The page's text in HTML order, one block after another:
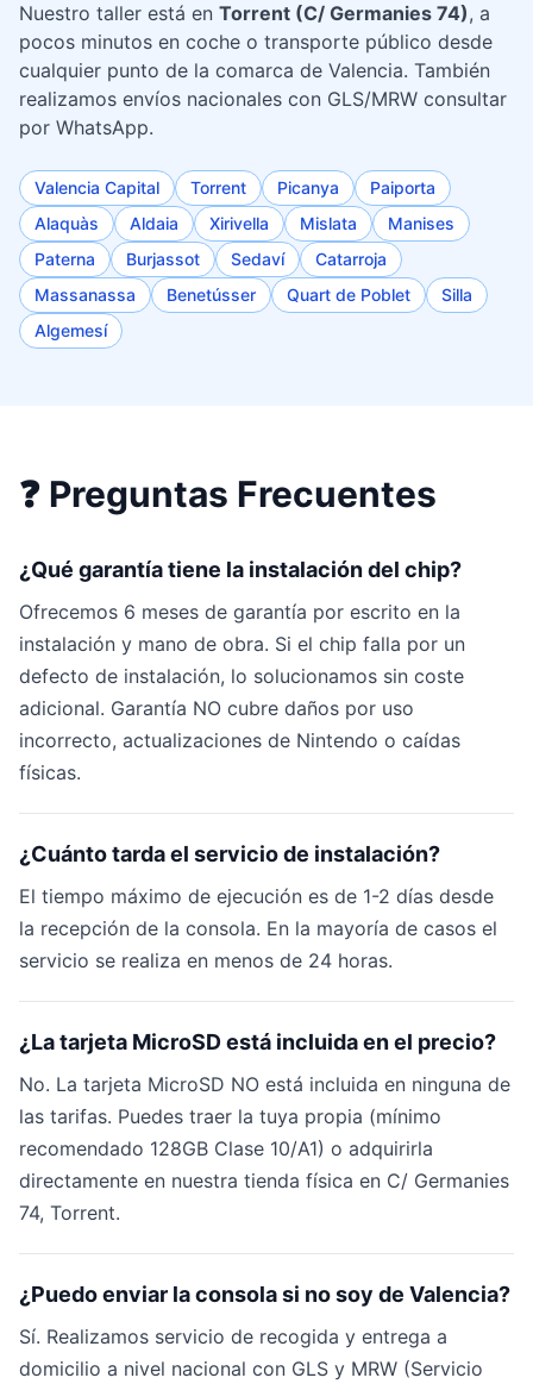
Nuestro taller está en Torrent (C/ Germanies 74), a
pocos minutos en coche o transporte público desde
cualquier punto de la comarca de Valencia. También
realizamos envíos nacionales con GLS/MRW consultar
por WhatsApp.
Valencia Capital Torrent Picanya
Paiporta
Alaquàs
Aldaia Xirivella Mislata
Manises
Paterna
Burjassot Sedaví
Catarroja
Massanassa
Benetússer Quart de Poblet
Silla
Algemesí
❓ Preguntas Frecuentes
¿Qué garantía tiene la instalación del chip?
Ofrecemos 6 meses de garantía por escrito en la
instalación y mano de obra. Si el chip falla por un
defecto de instalación, lo solucionamos sin coste
adicional. Garantía NO cubre daños por uso
incorrecto, actualizaciones de Nintendo o caídas
físicas.
¿Cuánto tarda el servicio de instalación?
El tiempo máximo de ejecución es de 1-2 días desde
la recepción de la consola. En la mayoría de casos el
servicio se realiza en menos de 24 horas.
¿La tarjeta MicroSD está incluida en el precio?
No. La tarjeta MicroSD NO está incluida en ninguna de
las tarifas. Puedes traer la tuya propia (mínimo
recomendado 128GB Clase 10/A1) o adquirirla
directamente en nuestra tienda física en C/ Germanies
74, Torrent.
¿Puedo enviar la consola si no soy de Valencia?
Sí. Realizamos servicio de recogida y entrega a
domicilio a nivel nacional con GLS y MRW (Servicio